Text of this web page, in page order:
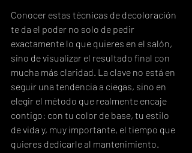
Conocer estas técnicas de decoloración
te da el poder no solo de pedir
exactamente lo que quieres en el salón,
sino de visualizar el resultado final con
mucha más claridad. La clave no está en
seguir una tendencia a ciegas, sino en
elegir el método que realmente encaje
contigo: con tu color de base, tu estilo
de vida y, muy importante, el tiempo que
quieres dedicarle al mantenimiento.